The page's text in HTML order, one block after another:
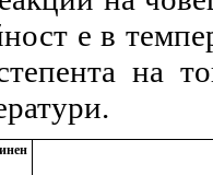
е в
на